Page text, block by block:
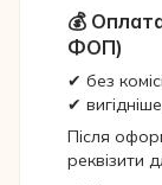
💰
ФОП)
✔ без
✔
Після
реквізити